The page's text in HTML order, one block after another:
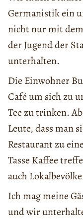
Germanistik ein
nicht nur mit
der Jugend der
unterhalten.
Die Einwohner
Café um sich zu
Tee zu trinken.
Leute, dass man
Restaurant zu
Tasse Kaffee
auch
Ich mag meine
und wir